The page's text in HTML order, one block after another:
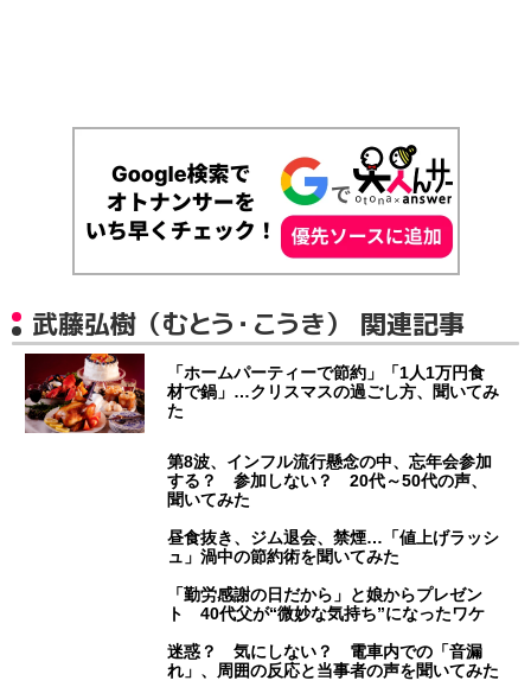
武藤弘樹（むとう・こうき） 関連記事
「ホームパーティーで節約」「1人1万円食
材で鍋」…クリスマスの過ごし方、聞いてみ
た
第8波、インフル流行懸念の中、忘年会参加
する？ 参加しない？ 20代～50代の声、
聞いてみた
昼食抜き、ジム退会、禁煙…「値上げラッシ
ュ」渦中の節約術を聞いてみた
「勤労感謝の日だから」と娘からプレゼン
ト 40代父が“微妙な気持ち”になったワケ
迷惑？ 気にしない？ 電車内での「音漏
れ」、周囲の反応と当事者の声を聞いてみた